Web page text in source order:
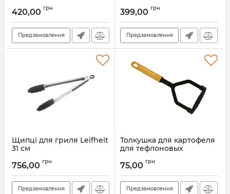
420,00 грн
Предзамовлення
399,00 грн
Предзамовлення
Щипці для гриля Leifheit
31 см
756,00 грн
Предзамовлення
Толкушка для картофеля
для тефлоновых
Артикул: 001155
75,00 грн
Предзамовлення